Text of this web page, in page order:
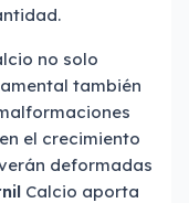
no solo
también
el crecimiento
deformadas
Calcio aporta